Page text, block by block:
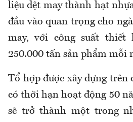
liệu dệt may thành hạt
đầu vào quan trọng cho
may, với công suất thiết
250.000 tấn sản phẩm mỗi
Tổ hợp được xây dựng trên
có thời hạn hoạt động 50
sẽ trở thành một trong